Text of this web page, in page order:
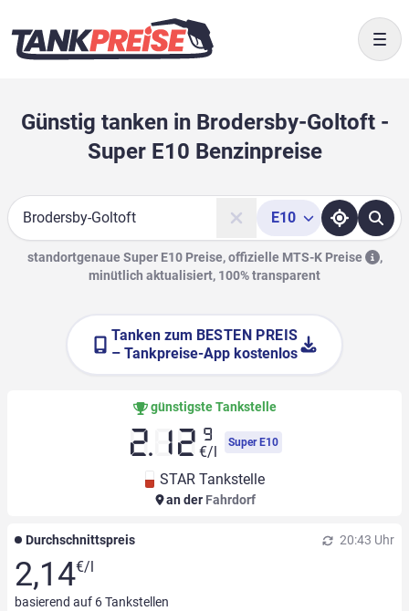
Günstig tanken in Brodersby-Goltoft -
Super E10 Benzinpreise
Suche
E10
standortgenaue Super E10 Preise, offizielle MTS-K Preise
,
minütlich aktualisiert, 100% transparent
Tanken zum BESTEN PREIS
– Tankpreise-App kostenlos
günstigste Tankstelle
2.12 9
€/l
Super E10
STAR Tankstelle
an der Fahrdorf
Durchschnittspreis 20:43 Uhr
2,14€/l
basierend auf 6Tankstellen